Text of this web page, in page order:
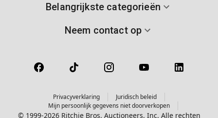
Belangrijkste categorieën
Neem contact op
Privacyverklaring
Juridisch beleid
Mijn persoonlijk gegevens niet doorverkopen
© 1999-2026 Ritchie Bros. Auctioneers, Inc. Alle rechten